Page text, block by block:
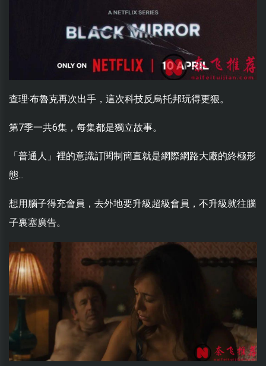
查理·布魯克再次出手，這次科技反烏托邦玩得更狠。
第7季一共6集，每集都是獨立故事。
「普通人」裡的意識訂閱制簡直就是網際網路大廠的終極形
態...
想用腦子得充會員，去外地要升級超級會員，不升級就往腦
子裏塞廣告。